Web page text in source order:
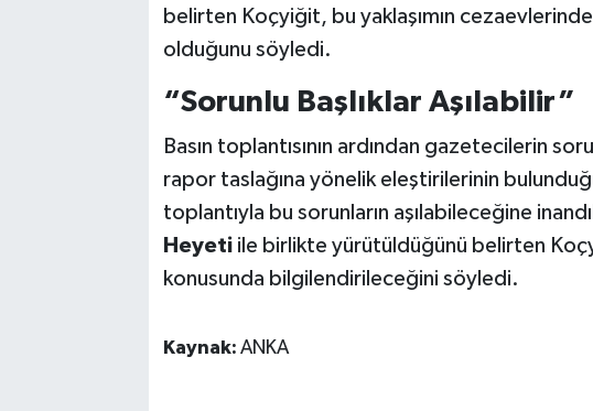
belirten Koçyiğit, bu yaklaşımın
olduğunu söyledi.
“Sorunlu Başlıklar Aşılabilir”
Basın toplantısının ardından gazetecilerin
rapor taslağına yönelik eleştirilerinin
toplantıyla bu sorunların aşılabileceğine
Heyetiile birlikte yürütüldüğünü belirten
konusunda bilgilendirileceğini söyledi.
Kaynak: ANKA